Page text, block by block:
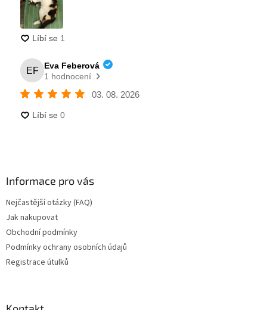
Informace pro vás
Nejčastější otázky (FAQ)
Jak nakupovat
Obchodní podmínky
Podmínky ochrany osobních údajů
Registrace útulků